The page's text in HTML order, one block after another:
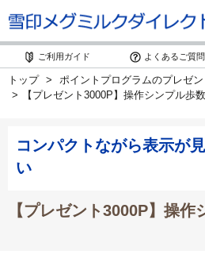
ご利用ガイド よくあるご質問
トップ ポイントプログラムのプレゼ
【プレゼント3000P】操作シンプル歩
コンパクトながら表示が
い
【プレゼント3000P】操作